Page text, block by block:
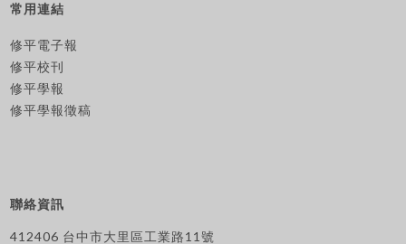
常用連結
修平電子報
修平校刊
修平學報
修平學報徵稿
聯絡資訊
412406 台中市大里區工業路11號